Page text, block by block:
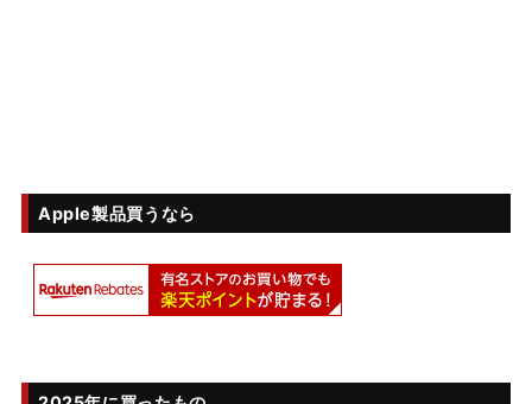
Apple製品買うなら